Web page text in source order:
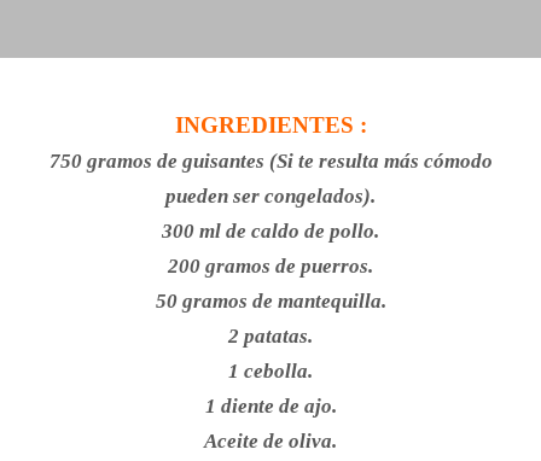
INGREDIENTES :
750 gramos de guisantes (Si te resulta más cómodo
pueden ser congelados).
300 ml de caldo de pollo.
200 gramos de puerros.
50 gramos de mantequilla.
2 patatas.
1 cebolla.
1 diente de ajo.
Aceite de oliva.